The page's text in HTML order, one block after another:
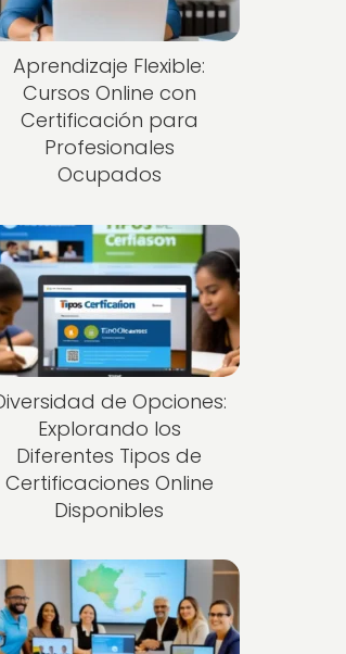
Aprendizaje Flexible:
Cursos Online con
Certificación para
Profesionales
Ocupados
de Opciones:
Explorando los
Diferentes Tipos de
Certificaciones Online
Disponibles